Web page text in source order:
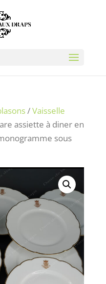
/Vaisselle
assiette à diner en
sous